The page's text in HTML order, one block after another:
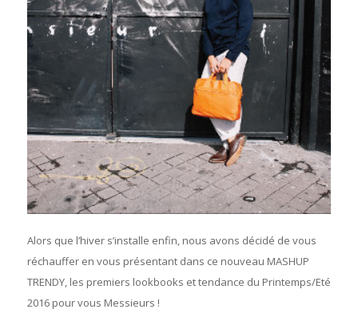
Alors que l’hiver s’installe enfin, nous avons décidé de vous
réchauffer en vous présentant dans ce nouveau MASHUP
TRENDY, les premiers lookbooks et tendance du Printemps/Eté
2016 pour vous Messieurs !